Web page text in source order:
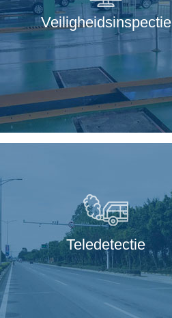
Veiligheidsinspectie
Teledetectie